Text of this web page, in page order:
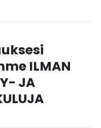
ILMAN
JA